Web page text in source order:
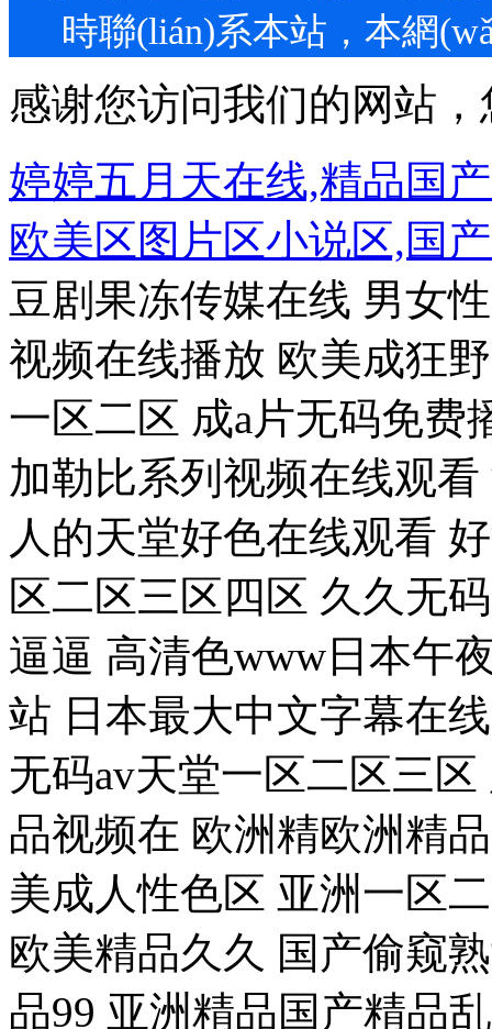
時聯(lián)系本站，本網
感谢您访问我们的网站
婷婷五月天在线,精品国
欧美区图片区小说区,国